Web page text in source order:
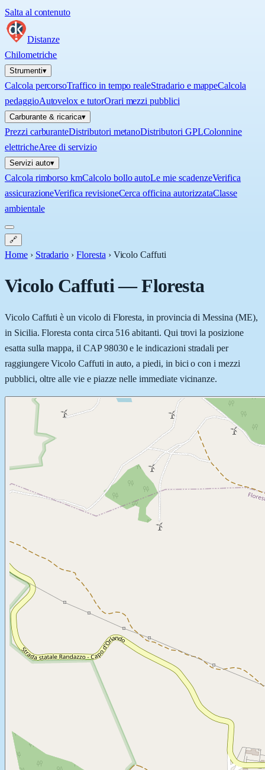
Salta al contenuto
Distanze
Chilometriche
Strumenti▾
Calcola percorsoTraffico in tempo realeStradario e mappeCalcola
pedaggioAutovelox e tutorOrari mezzi pubblici
Carburante & ricarica▾
Prezzi carburanteDistributori metanoDistributori GPLColonnine
elettricheAree di servizio
Servizi auto▾
Calcola rimborso kmCalcolo bollo autoLe mie scadenzeVerifica
assicurazioneVerifica revisioneCerca officina autorizzataClasse
ambientale
🔗
Home › Stradario › Floresta › Vicolo Caffuti
Vicolo Caffuti—Floresta
Vicolo Caffuti è un vicolo di Floresta, in provincia di Messina (ME),
in Sicilia. Floresta conta circa 516 abitanti. Qui trovi la posizione
esatta sulla mappa, il CAP 98030 e le indicazioni stradali per
raggiungere Vicolo Caffuti in auto, a piedi, in bici o con i mezzi
pubblici, oltre alle vie e piazze nelle immediate vicinanze.